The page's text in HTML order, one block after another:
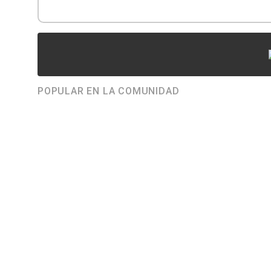
POPULAR EN LA COMUNIDAD